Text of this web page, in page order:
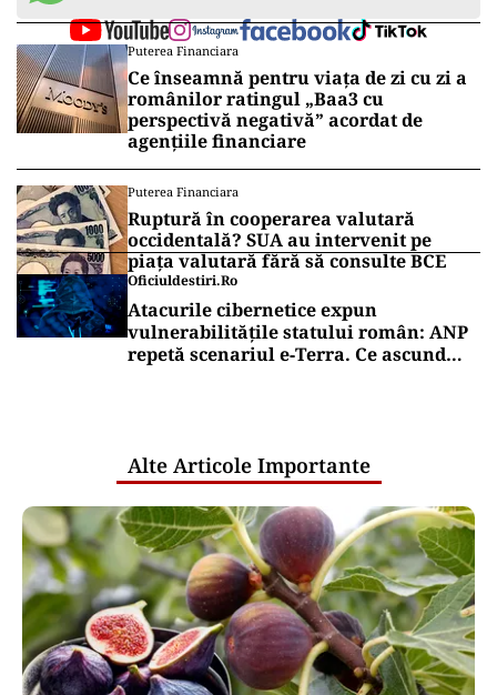
Puterea Financiara
Ce înseamnă pentru viața de zi cu zi a
românilor ratingul „Baa3 cu
perspectivă negativă” acordat de
agențiile financiare
Puterea Financiara
Ruptură în cooperarea valutară
occidentală? SUA au intervenit pe
piața valutară fără să consulte BCE
Oficiuldestiri.ro
Atacurile cibernetice expun
vulnerabilitățile statului român: ANP
repetă scenariul e‑Terra. Ce ascund
Alte Articole Importante